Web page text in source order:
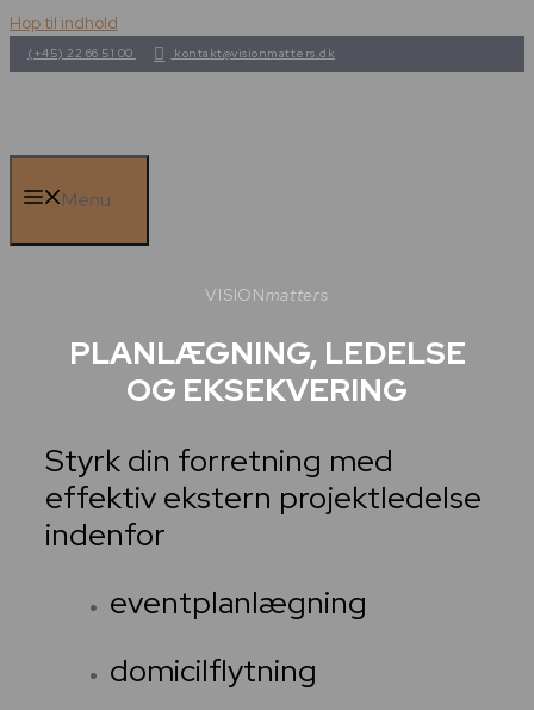
Hop til indhold
(+45) 22 66 51 00 kontakt@visionmatters.dk
Menu
VISIONmatters
PLANLÆGNING, LEDELSE
OG EKSEKVERING
Styrk din forretning med
effektiv ekstern projektledelse
indenfor
eventplanlægning
domicilflytning